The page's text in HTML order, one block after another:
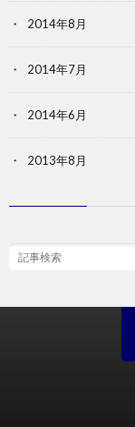
2014年8月
2014年7月
2014年6月
2013年8月